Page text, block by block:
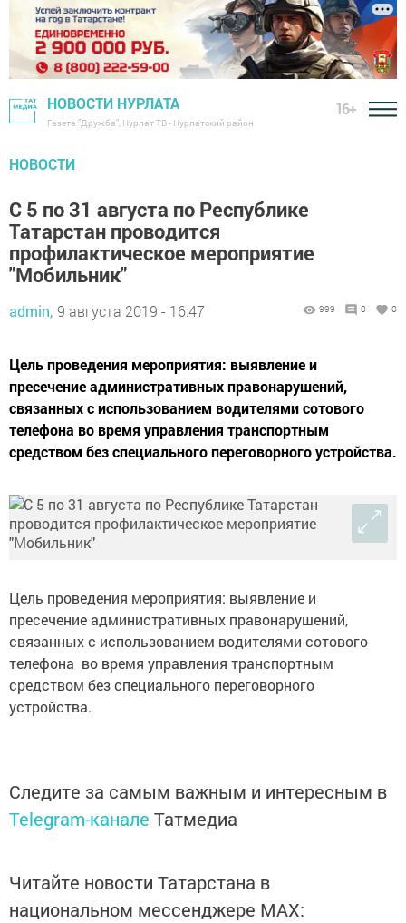
НОВОСТИ НУРЛАТА
Газета "Дружба", Нурлат ТВ - Нурлатский район
16+
НОВОСТИ
С 5 по 31 августа по Республике
Татарстан проводится
профилактическое мероприятие
"Мобильник"
admin, 9 августа 2019 - 16:47 999 0 0
Цель проведения мероприятия: выявление и
пресечение административных правонарушений,
связанных с использованием водителями сотового
телефона во время управления транспортным
средством без специального переговорного устройства.
Цель проведения мероприятия: выявление и
пресечение административных правонарушений,
связанных с использованием водителями сотового
телефона во время управления транспортным
средством без специального переговорного
устройства.
Следите за самым важным и интересным в
Telegram-канале Татмедиа
Читайте новости Татарстана в
национальном мессенджере MАХ: